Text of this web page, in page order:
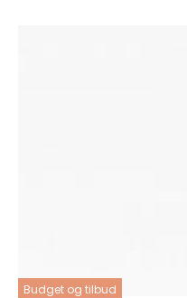
Budget og tilbud